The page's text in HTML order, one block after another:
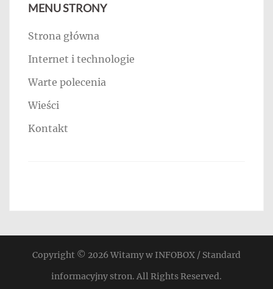
MENU STRONY
Strona główna
Internet i technologie
Warte polecenia
Wieści
Kontakt
Copyright © 2026Witamy w INFOBOX / Standard
informacyjny stron. All Rights Reserved.